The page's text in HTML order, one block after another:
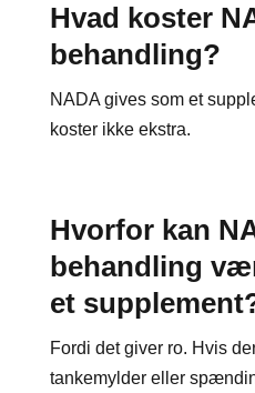
Hvad koster
behandling?
NADA gives som et
koster ikke ekstra.
Hvorfor kan
behandling
et
Fordi det giver ro. Hvis
tankemylder eller